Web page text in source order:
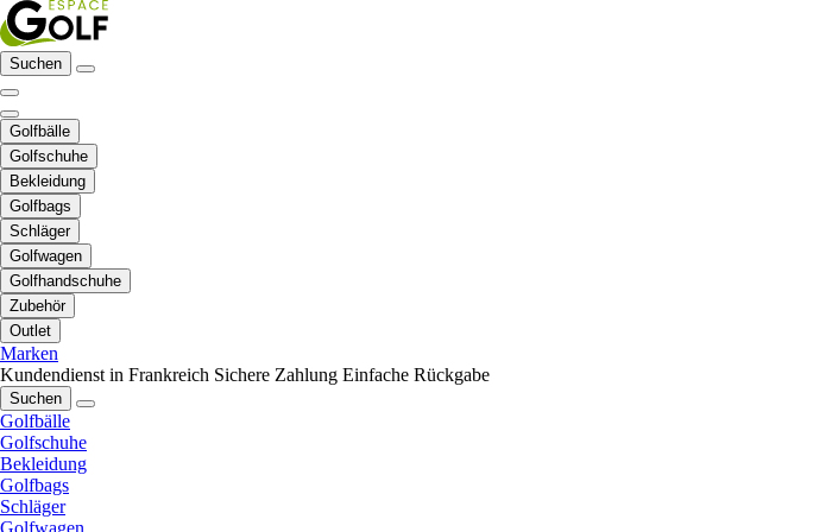
Suchen
Golfbälle
Golfschuhe
Bekleidung
Golfbags
Schläger
Golfwagen
Golfhandschuhe
Zubehör
Outlet
Marken
Kundendienst in Frankreich Sichere Zahlung Einfache Rückgabe
Suchen
Golfbälle
Golfschuhe
Bekleidung
Golfbags
Schläger
Golfwagen